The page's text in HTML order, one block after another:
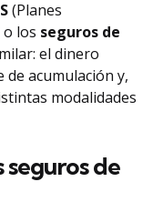
(Planes
los seguros de
el dinero
acumulación y,
modalidades
de